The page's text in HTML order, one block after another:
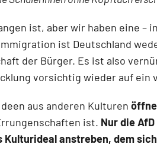
ist, aber wir haben eine –
ist Deutschland
der Bürger. Es ist also
vorsichtig wieder auf ein
aus anderen Kulturen
ist. Nur die
anstreben, dem